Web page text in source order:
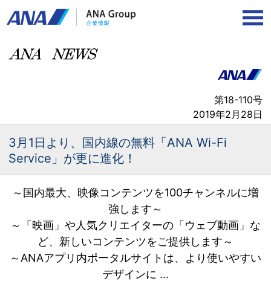
第18-110号
2019年2月28日
3月1日より、 国内線の無料「ANA Wi-Fi
Service」が更に進化！
～国内最大、映像コンテンツを100チャンネルに増
強します～
～「映画」や人気クリエイターの「ウェブ動画」な
ど、新しいコンテンツをご提供します～
～ANAアプリ内ポータルサイトは、より使いやすい
デザインに ...